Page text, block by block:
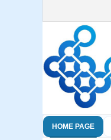
HOME PAGE